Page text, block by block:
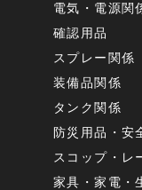
電気・電源関
確認用品
スプレー関係
装備品関係
タンク関係
防災用品・安
スコップ・レ
家具・家電・